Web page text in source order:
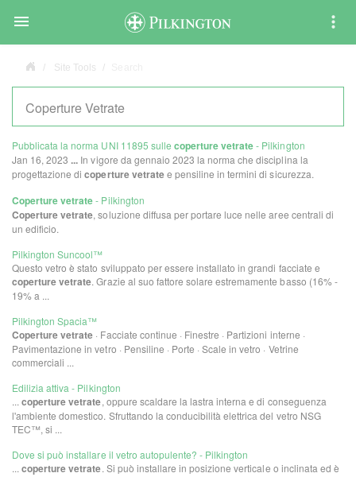

Site Tools